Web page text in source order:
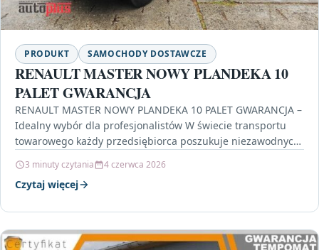
PRODUKT SAMOCHODY DOSTAWCZE
RENAULT MASTER NOWY PLANDEKA 10
PALET GWARANCJA
RENAULT MASTER NOWY PLANDEKA 10 PALET GWARANCJA –
Idealny wybór dla profesjonalistów W świecie transportu
towarowego każdy przedsiębiorca poszukuje niezawodnych
3 minuty czytania 4 czerwca 2026
Czytaj więcej